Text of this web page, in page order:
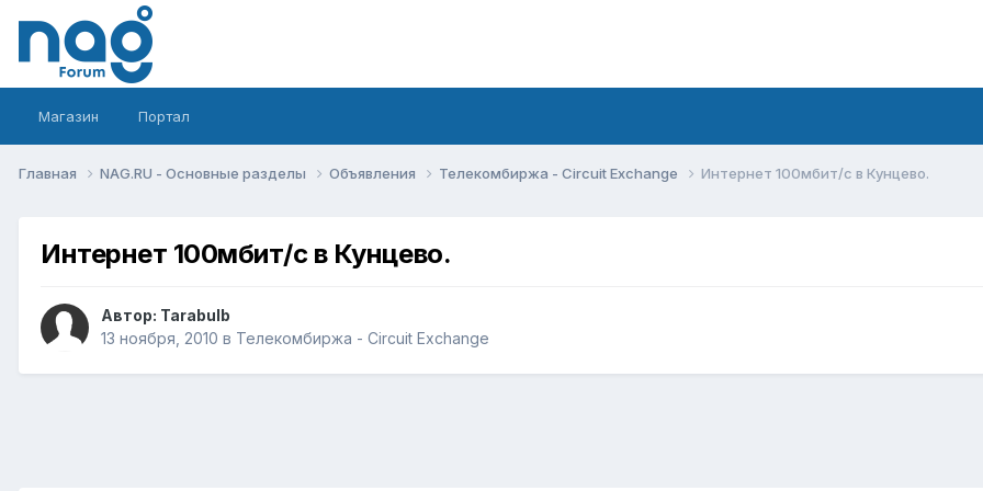
Магазин Портал
Главная NAG.RU - Основные разделы Объявления Телекомбиржа - Circuit Exchange Интернет 100мбит/с в Кунцево.
Интернет 100мбит/с в Кунцево.
Автор: Tarabulb
13 ноября, 2010 в Телекомбиржа - Circuit Exchange